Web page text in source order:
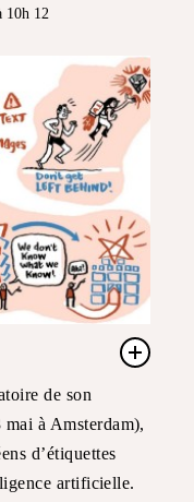
10h 12
de son
à Amsterdam),
d’étiquettes
artificielle.